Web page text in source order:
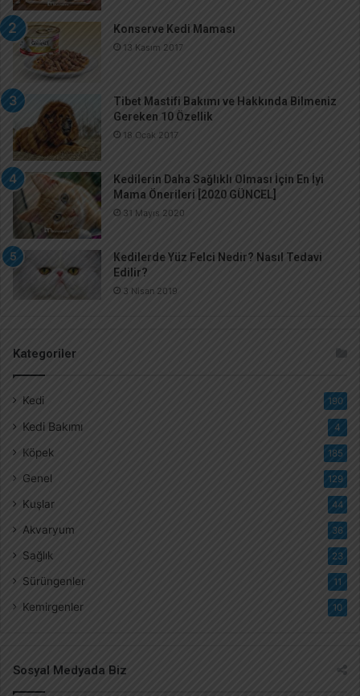
Konserve Kedi Maması
13 Kasım 2017
Tibet Mastifi Bakımı ve Hakkında Bilmeniz
Gereken 10 Özellik
18 Ocak 2017
Kedilerin Daha Sağlıklı Olması İçin En İyi
Mama Önerileri [2020 GÜNCEL]
31 Mayıs 2020
Kedilerde Yüz Felci Nedir? Nasıl Tedavi
Edilir?
3 Nisan 2019
Kategoriler
Kedi 190
Kedi Bakımı 4
Köpek 185
Genel 129
Kuşlar 44
Akvaryum 36
Sağlık 23
Sürüngenler 11
Kemirgenler 10
Sosyal Medyada Biz